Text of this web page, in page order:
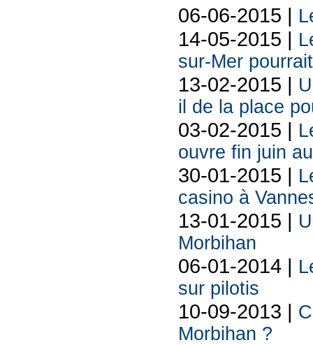
06-06-2015 |
14-05-2015 |
sur-Mer
13-02-2015 |
il de la place
03-02-2015 |
ouvre fin juin
30-01-2015 |
casino à
13-01-2015 |
Morbihan
06-01-2014 |
sur pilotis
10-09-2013 |
Morbihan ?